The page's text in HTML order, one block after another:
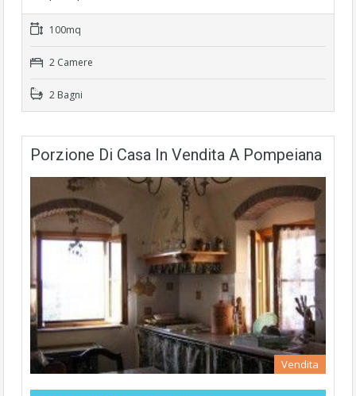
100mq
2 Camere
2 Bagni
Porzione Di Casa In Vendita A Pompeiana
Vendita